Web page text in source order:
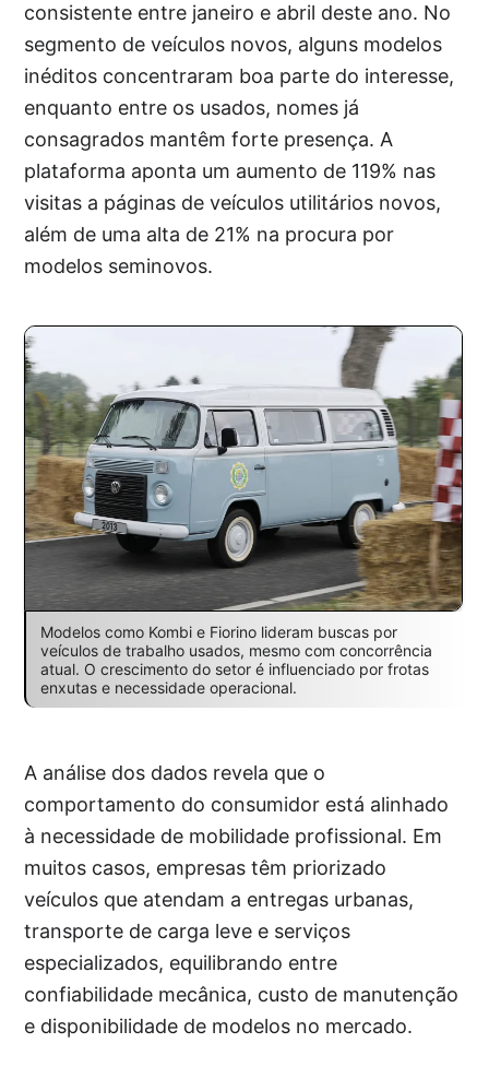
consistente entre janeiro e abril deste ano. No
segmento de veículos novos, alguns modelos
inéditos concentraram boa parte do interesse,
enquanto entre os usados, nomes já
consagrados mantêm forte presença. A
plataforma aponta um aumento de 119% nas
visitas a páginas de veículos utilitários novos,
além de uma alta de 21% na procura por
modelos seminovos.
Modelos como Kombi e Fiorino lideram buscas por
veículos de trabalho usados, mesmo com concorrência
atual. O crescimento do setor é influenciado por frotas
enxutas e necessidade operacional.
A análise dos dados revela que o
comportamento do consumidor está alinhado
à necessidade de mobilidade profissional. Em
muitos casos, empresas têm priorizado
veículos que atendam a entregas urbanas,
transporte de carga leve e serviços
especializados, equilibrando entre
confiabilidade mecânica, custo de manutenção
e disponibilidade de modelos no mercado.